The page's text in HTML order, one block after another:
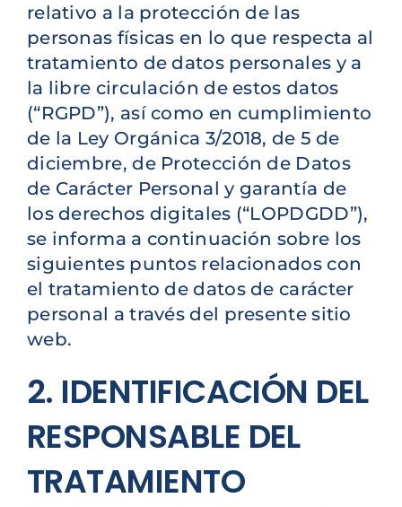
relativo a la protección de las
personas físicas en lo que respecta al
tratamiento de datos personales y a
la libre circulación de estos datos
(“RGPD”), así como en cumplimiento
de la Ley Orgánica 3/2018, de 5 de
diciembre, de Protección de Datos
de Carácter Personal y garantía de
los derechos digitales (“LOPDGDD”),
se informa a continuación sobre los
siguientes puntos relacionados con
el tratamiento de datos de carácter
personal a través del presente sitio
web.
2. IDENTIFICACIÓN DEL
RESPONSABLE DEL
TRATAMIENTO